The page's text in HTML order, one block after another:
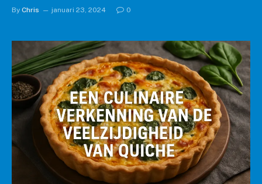
By Chris januari 23, 2024 0